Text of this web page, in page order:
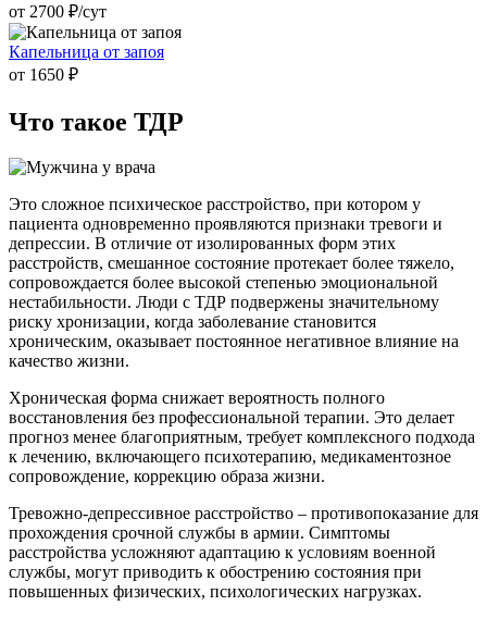
от 2700 ₽/cут
Капельница от запоя
от 1650 ₽
Что такое ТДР
Это сложное психическое расстройство, при котором у
пациента одновременно проявляются признаки тревоги и
депрессии. В отличие от изолированных форм этих
расстройств, смешанное состояние протекает более тяжело,
сопровождается более высокой степенью эмоциональной
нестабильности. Люди с ТДР подвержены значительному
риску хронизации, когда заболевание становится
хроническим, оказывает постоянное негативное влияние на
качество жизни.
Хроническая форма снижает вероятность полного
восстановления без профессиональной терапии. Это делает
прогноз менее благоприятным, требует комплексного подхода
к лечению, включающего психотерапию, медикаментозное
сопровождение, коррекцию образа жизни.
Тревожно-депрессивное расстройство – противопоказание для
прохождения срочной службы в армии. Симптомы
расстройства усложняют адаптацию к условиям военной
службы, могут приводить к обострению состояния при
повышенных физических, психологических нагрузках.